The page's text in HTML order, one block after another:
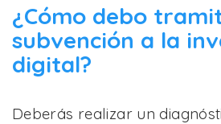
¿Cómo debo
subvención a la
digital?
Deberás realizar un